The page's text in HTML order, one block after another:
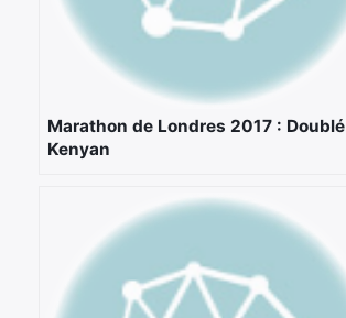
Marathon de Londres 2017 : Doublé
Kenyan
Rechercher
: